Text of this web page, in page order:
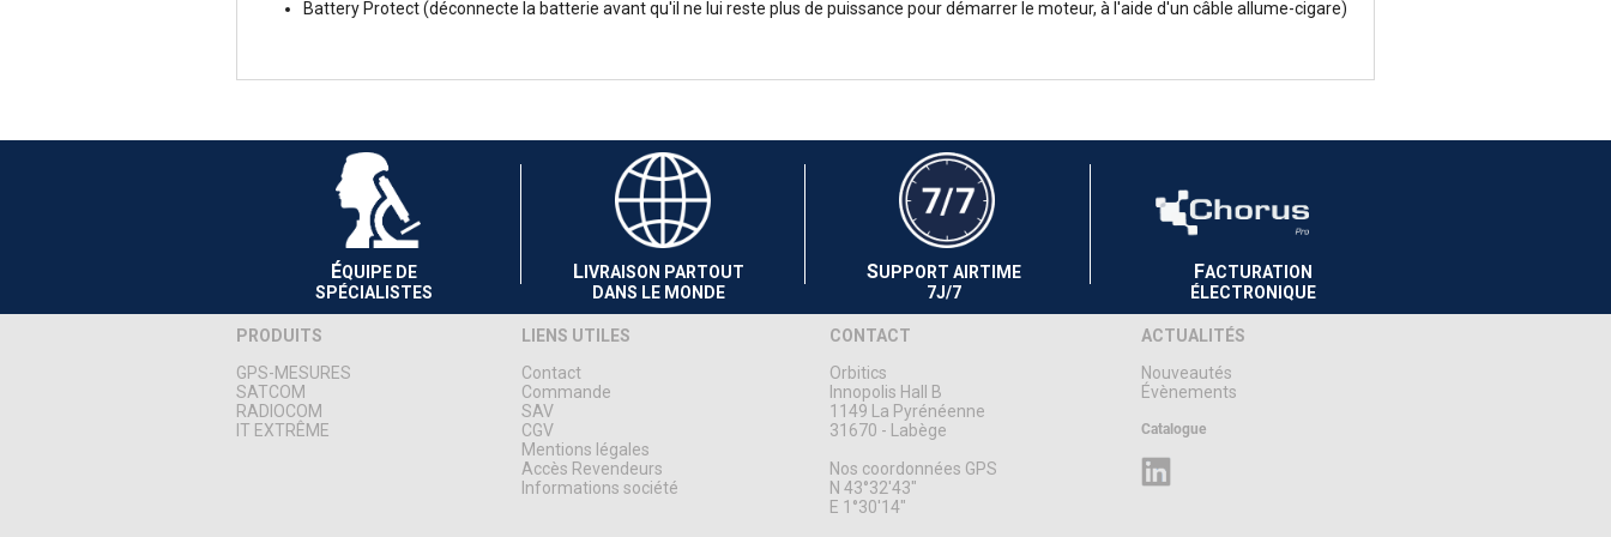
Battery Protect (déconnecte la batterie avant qu'il ne lui reste plus de puissance pour démarrer le moteur, à l'aide d'un câble allume-cigare)
ÉQUIPE DE
SPÉCIALISTES
LIVRAISON PARTOUT
DANS LE MONDE
SUPPORT AIRTIME
7J/7
FACTURATION
ÉLECTRONIQUE
PRODUITS
GPS-MESURES
SATCOM
RADIOCOM
IT EXTRÊME
LIENS UTILES
Contact
Commande
SAV
CGV
Mentions légales
Accès Revendeurs
Informations société
CONTACT
Orbitics
Innopolis Hall B
1149 La Pyrénéenne
31670 - Labège
Nos coordonnées GPS
N 43°32'43"
E 1°30'14"
ACTUALITÉS
Nouveautés
Évènements
Catalogue